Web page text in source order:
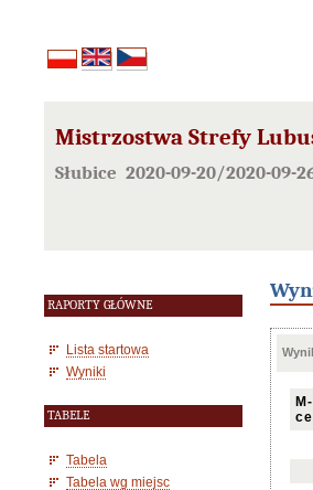
Mistrzostwa Strefy
Słubice 2020-09-20/2020-09-
RAPORTY GŁÓWNE
Lista startowa
Wyniki
TABELE
Tabela
Tabela wg miejsc
M-
ce